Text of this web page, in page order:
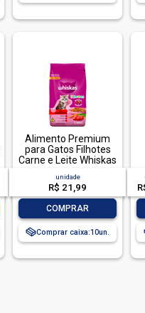
Alimento Premium
para Gatos Filhotes
Carne e Leite Whiskas
unidade
R$ 21,99
COMPRAR
Comprar caixa:10